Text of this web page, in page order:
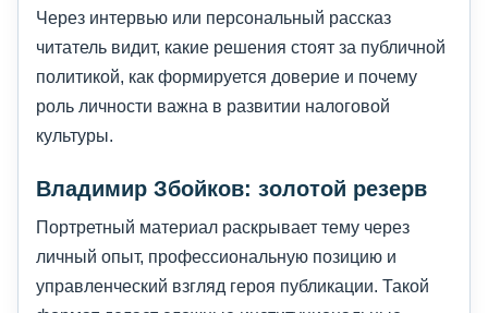
Через интервью или персональный рассказ
читатель видит, какие решения стоят за публичной
политикой, как формируется доверие и почему
роль личности важна в развитии налоговой
культуры.
Владимир Збойков: золотой резерв
Портретный материал раскрывает тему через
личный опыт, профессиональную позицию и
управленческий взгляд героя публикации. Такой